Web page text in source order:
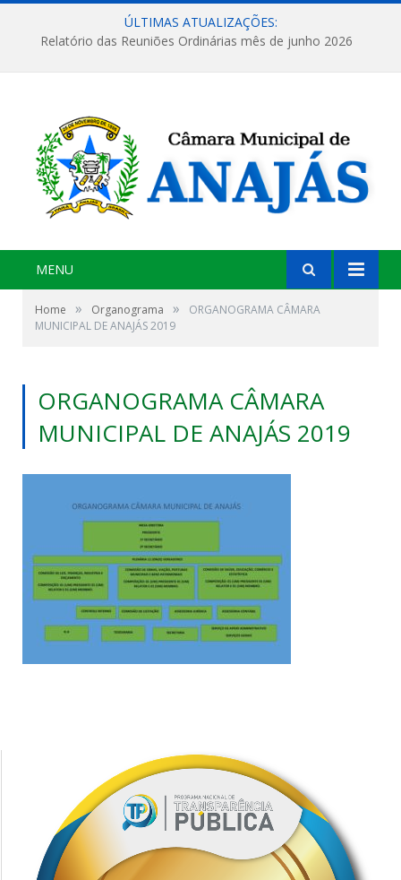
ÚLTIMAS ATUALIZAÇÕES:
Relatório das Reuniões Ordinárias mês de junho 2026
MENU
Home » Organograma »
ORGANOGRAMA CÂMARA
MUNICIPAL DE ANAJÁS 2019
ORGANOGRAMA CÂMARA
MUNICIPAL DE ANAJÁS 2019